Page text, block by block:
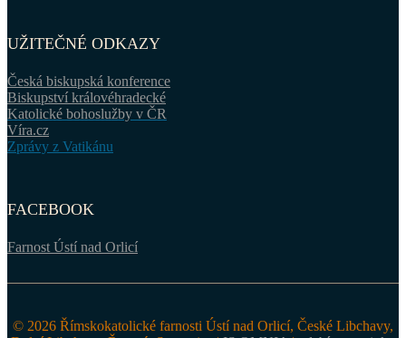
UŽITEČNÉ ODKAZY
Česká biskupská konference
Biskupství královéhradecké
Katolické bohoslužby v ČR
Víra.cz
Zprávy z Vatikánu
FACEBOOK
Farnost Ústí nad Orlicí
© 2026 Římskokatolické farnosti Ústí nad Orlicí, České Libchavy,